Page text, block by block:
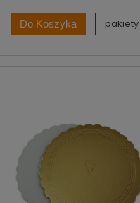
Do Koszyka pakiety